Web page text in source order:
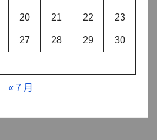
20 21 22 23
27 28 29 30
« 7 月